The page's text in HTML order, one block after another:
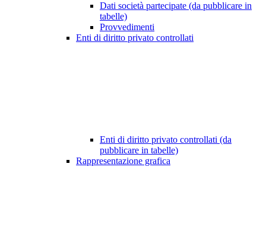
Dati società partecipate (da pubblicare in
tabelle)
Provvedimenti
Enti di diritto privato controllati
Enti di diritto privato controllati (da
pubblicare in tabelle)
Rappresentazione grafica